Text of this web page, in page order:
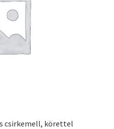
csirkemell, körettel